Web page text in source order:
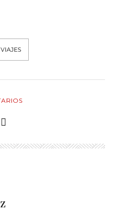
VIAJES